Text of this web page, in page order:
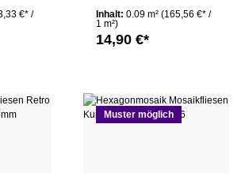
€* /
Inhalt: 0.09 m² (165,56 €* /
1 m²)
14,90 €*
Muster möglich